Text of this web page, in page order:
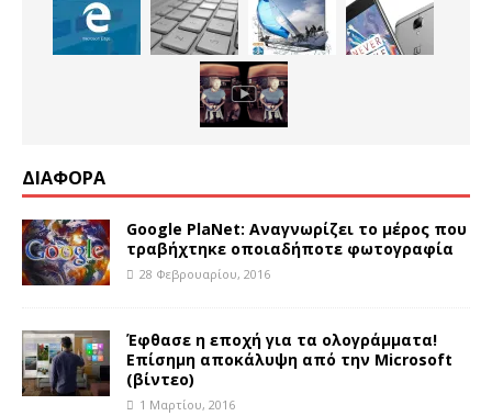
ΔΙΑΦΟΡΑ
Google PlaNet: Αναγνωρίζει το μέρος που
τραβήχτηκε οποιαδήποτε φωτογραφία
28 Φεβρουαρίου, 2016
Έφθασε η εποχή για τα ολογράμματα!
Επίσημη αποκάλυψη από την Microsoft
(βίντεο)
1 Μαρτίου, 2016